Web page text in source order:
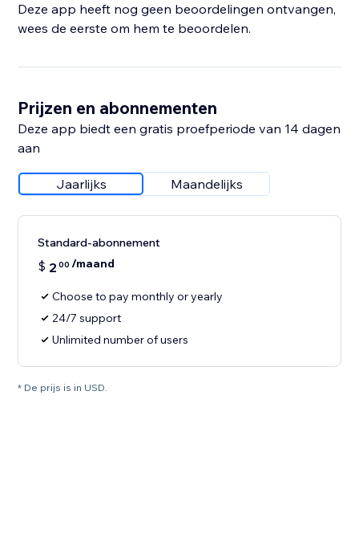
Deze app heeft nog geen beoordelingen ontvangen,
wees de eerste om hem te beoordelen.
Prijzen en abonnementen
Deze app biedt een gratis proefperiode van 14 dagen
aan
Jaarlijks Maandelijks
Standard-abonnement
$ 2 00 /maand
Choose to pay monthly or yearly
24/7 support
Unlimited number of users
* De prijs is in USD.